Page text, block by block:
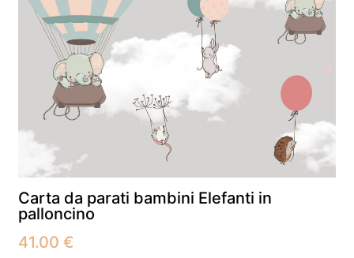
Carta da parati bambini Elefanti in
palloncino
41.00€